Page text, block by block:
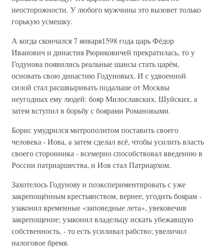
неосторожности. У любого мужчины это вызовет только
горькую усмешку.
А когда скончался 7 января1598 года царь Фёдор
Иванович и династия Рюриковичей прекратилась, то у
Годунова появились реальные шансы стать царём,
основать свою династию Годуновых. И с удвоенной
силой стал расшвыривать подальше от Москвы
неугодных ему людей: бояр Милославских, Шуйских, а
затем вступил в борьбу с боярами Романовыми.
Борис умудрился митрополитом поставить своего
человека - Иова, а затем сделал всё, чтобы усилить власть
своего сторонника - всемерно способствовал введению в
России патриаршества, и Иов стал Патриархом.
Захотелось Годунову и поэкспериментировать с уже
закрепощённым крестьянством, вернее, угодить боярам -
узаконил временные «заповедные лета», увековечив
закрепощение; узаконил владельцу искать убежавшую
собственность, - то есть усиливал рабство; увеличил
налоговое бремя.